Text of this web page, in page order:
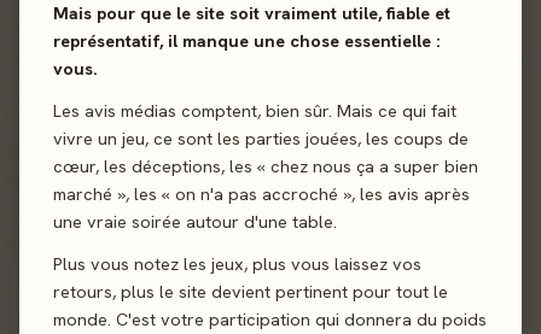
Mais pour que le site soit vraiment utile, fiable et
représentatif, il manque une chose essentielle :
vous.
Les avis médias comptent, bien sûr. Mais ce qui fait
vivre un jeu, ce sont les parties jouées, les coups de
cœur, les déceptions, les « chez nous ça a super bien
marché », les « on n'a pas accroché », les avis après
une vraie soirée autour d'une table.
Plus vous notez les jeux, plus vous laissez vos
retours, plus le site devient pertinent pour tout le
monde. C'est votre participation qui donnera du poids
de cartes Picto, donner des indices subtils pour le faire
deviner. Les pictogrammes, à la fois simples et évocateurs,
l’imagination. Au fil des manches, les identités changent
(mais vos cartes Picto ne sont pas remplacées !), les
indices s’amenuisent, et la tension monte. Saurez-vous
révéler votre personnage secret tout en décryptant les
Déduction Rôles Cachés
Observation